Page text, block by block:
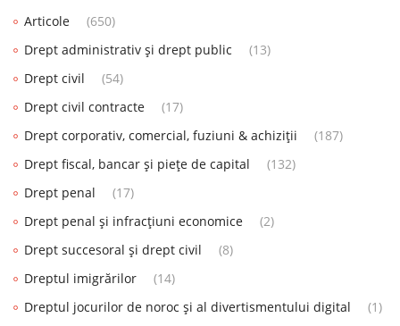
Articole
(650)
Drept administrativ și drept public
(13)
Drept civil
(54)
Drept civil contracte
(17)
Drept corporativ, comercial, fuziuni & achiziții
(187)
Drept fiscal, bancar și piețe de capital
(132)
Drept penal
(17)
Drept penal și infracțiuni economice
(2)
Drept succesoral și drept civil
(8)
Dreptul imigrărilor
(14)
Dreptul jocurilor de noroc și al divertismentului digital
(1)